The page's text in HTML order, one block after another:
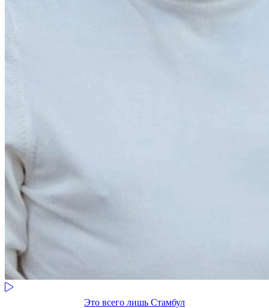
Это всего лишь Стамбул